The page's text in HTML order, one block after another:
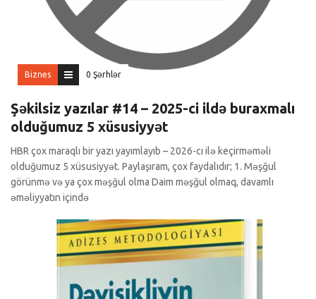
Biznes 0 Şərhlər
Şəkilsiz yazılar #14 – 2025-ci ildə buraxmalı
olduğumuz 5 xüsusiyyət
HBR çox maraqlı bir yazı yayımlayıb – 2026-cı ilə keçirməməli
olduğumuz 5 xüsusiyyət. Paylaşıram, çox faydalıdır; 1. Məşğul
görünmə və ya çox məşğul olma Daim məşğul olmaq, davamlı
əməliyyatın içində